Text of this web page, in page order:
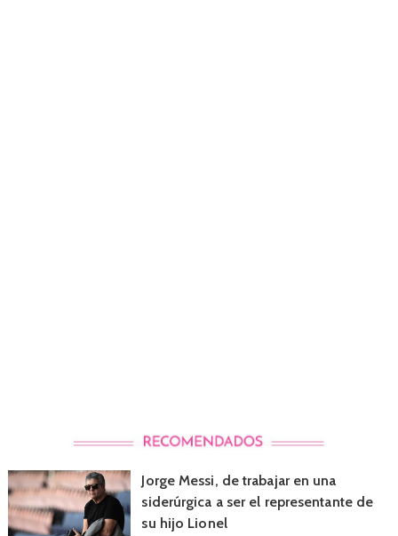
Jorge Messi, de trabajar en una
siderúrgica a ser el representante de
su hijo Lionel